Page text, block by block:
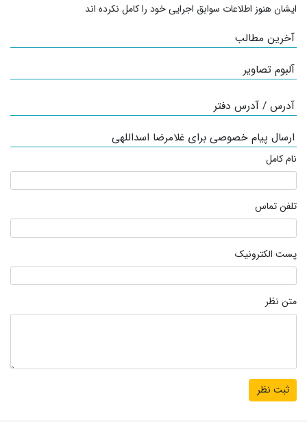
ایشان هنوز اطلاعات سوابق اجرایی خود را کامل نکرده اند
آخرین مطالب
آلبوم تصاویر
آدرس / آدرس دفتر
ارسال پیام خصوصی برای غلامرضا اسداللهی
نام کامل
تلفن تماس
پست الکترونیک
متن نظر